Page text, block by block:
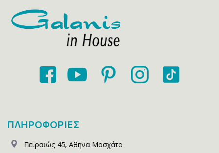
ΠΛΗΡΟΦΟΡΙΕΣ
Πειραιώς 45, Αθήνα Μοσχάτο